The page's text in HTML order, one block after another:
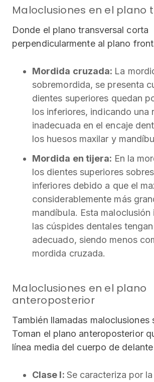
Maloclusiones en el plano
Donde el plano transversal corta
perpendicularmente al plano
Mordida cruzada: La
sobremordida, se presenta
dientes superiores quedan
los inferiores, indicando una
inadecuada en el encaje
los huesos maxilar y
Mordida en tijera: En la
los dientes superiores
inferiores debido a que el
considerablemente más
mandíbula. Esta maloclusión
las cúspides dentales
adecuado, siendo menos
mordida cruzada.
Maloclusiones en el plano
anteroposterior
También llamadas maloclusiones
Toman el plano anteroposterior
línea media del cuerpo de
Clase I: Se caracteriza por